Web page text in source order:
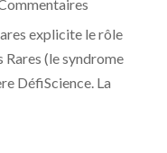
explicite le rôle
(le syndrome
DéfiScience. La